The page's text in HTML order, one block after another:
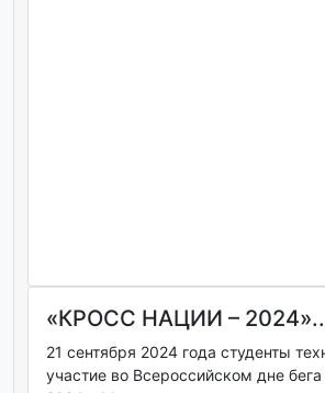
«КРОСС НАЦИИ –
21 сентября 2024 года студенты
участие во Всероссийском дне